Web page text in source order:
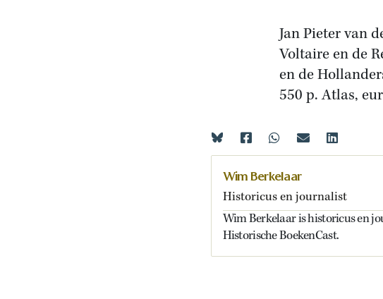
Jan Pieter van
Voltaire en de
en de
550 p. Atlas,
Wim Berkelaar
Historicus en journalist
Wim Berkelaar is historicus en
Historische BoekenCast.